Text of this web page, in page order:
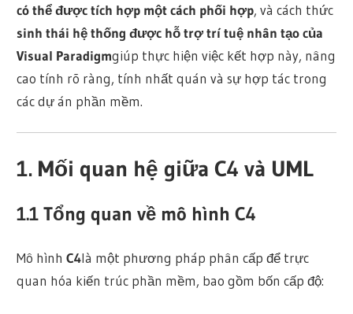
có thể được tích hợp một cách phối hợp, và cách thức
sinh thái hệ thống được hỗ trợ trí tuệ nhân tạo của
Visual Paradigmgiúp thực hiện việc kết hợp này, nâng
cao tính rõ ràng, tính nhất quán và sự hợp tác trong
các dự án phần mềm.
1. Mối quan hệ giữa C4 và UML
1.1 Tổng quan về mô hình C4
Mô hìnhC4là một phương pháp phân cấp để trực
quan hóa kiến trúc phần mềm, bao gồm bốn cấp độ: